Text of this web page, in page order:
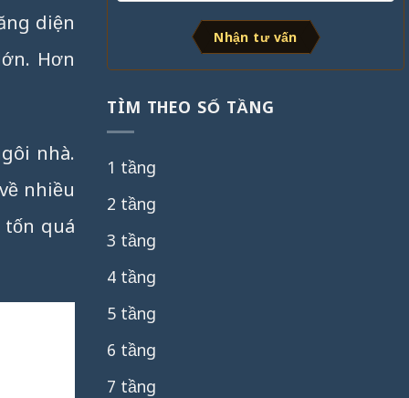
diện
Hơn
nhà.
nhiều
quá
Nhận tư vấn
TÌM THEO SỐ TẦNG
1 tầng
2 tầng
3 tầng
4 tầng
5 tầng
6 tầng
7 tầng